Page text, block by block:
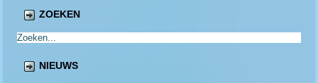
ZOEKEN
NIEUWS